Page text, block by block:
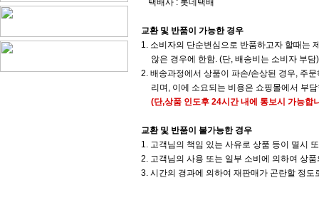
택배사 : 롯데택배
교환 및 반품이 가능한 경우
1. 소비자의 단순변심으로 반품하고자 할때는
않은 경우에 한함. (단, 배송비는 소비자 부담)
2. 배송과정에서 상품이 파손/손상된 경우, 주
리며, 이에 소요되는 비용은 쇼핑몰에서 부
(단,상품 인도후 24시간 내에 통보시 가능합
교환 및 반품이 불가능한 경우
1. 고객님의 책임 있는 사유로 상품 등이 멸시
2. 고객님의 사용 또는 일부 소비에 의하여 상
3. 시간의 경과에 의하여 재판매가 곤란할 정